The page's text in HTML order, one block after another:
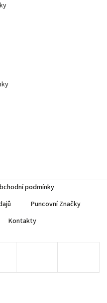
podmínky
Puncovní Značky
Kontakty